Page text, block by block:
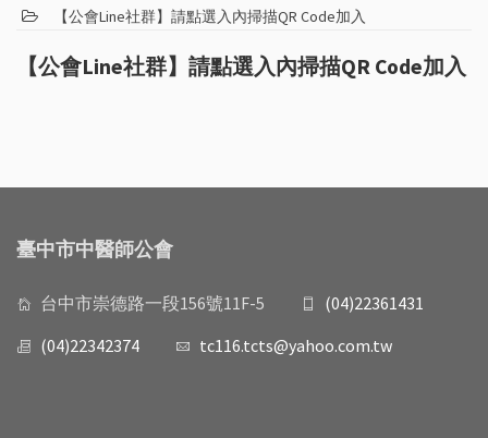
【公會Line社群】請點選入內掃描QR Code加入
【公會Line社群】請點選入內掃描QR Code加入
臺中市中醫師公會
台中市崇德路一段156號11F-5
(04)22361431
(04)22342374
tc116.tcts@yahoo.com.tw